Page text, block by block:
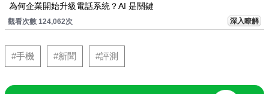
為何企業開始升級電話系統？AI 是關鍵
觀看次數 124,062次 深入瞭解
#手機 #新聞 #評測